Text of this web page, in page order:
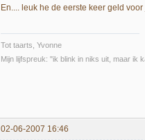
En.... leuk he de eerste keer geld
Tot taarts, Yvonne
Mijn lijfspreuk: "ik blink in niks uit, maar ik
02-06-2007 16:46